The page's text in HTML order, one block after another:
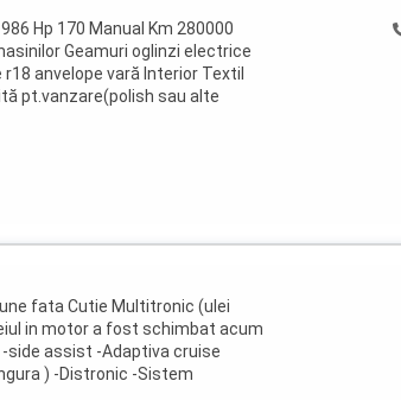
Hp 170 Manual Km 280000
Geamuri oglinzi electrice
anvelope vară Interior Textil
pt.vanzare(polish sau alte
fata Cutie Multitronic (ulei
in motor a fost schimbat acum
side assist -Adaptiva cruise
) -Distronic -Sistem